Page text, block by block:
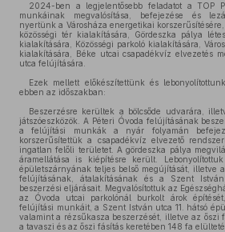
2024-ben a legjelentősebb feladatot a TOP
munkáinak megvalósítása, befejezése és
nyertünk a Városháza energetikai
közösségi tér kialakítására, Gördeszka pálya
kialakítására, Közösségi parkoló kialakítására,
kialakítására, Béke utcai csapadékvíz elvezetés
utca felújítására.
Ezek mellett előkészítettünk és
ebben az időszakban:
Beszerzésre kerültek a bölcsőde udvarára,
játszóeszközök. A Péteri Óvoda felújításának
a felújítási munkák a nyár folyamán
korszerűsítettük a csapadékvíz elvezető
ingatlan felőli területet. A gördeszka pálya
áramellátása is kiépítésre került.
épületszárnyának teljes belső megújítását, illetve
felújításának, átalakításának és a Szent
beszerzési eljárásait. Megvalósítottuk az
az Óvoda utcai parkolónál burkolt árok
felújítási munkáit, a Szent István utca 11. hátsó
valamint a rézsűkasza beszerzését, illetve az
a tavaszi és az őszi fásítás keretében 148 fa